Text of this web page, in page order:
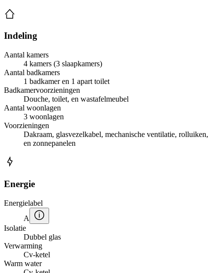
Indeling
Aantal kamers
4 kamers (3 slaapkamers)
Aantal badkamers
1 badkamer en 1 apart toilet
Badkamervoorzieningen
Douche, toilet, en wastafelmeubel
Aantal woonlagen
3 woonlagen
Voorzieningen
Dakraam, glasvezelkabel, mechanische ventilatie, rolluiken,
en zonnepanelen
Energie
Energielabel
A
Isolatie
Dubbel glas
Verwarming
Cv-ketel
Warm water